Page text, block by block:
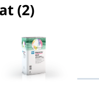
(2)